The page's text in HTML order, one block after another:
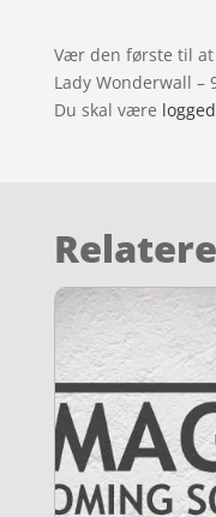
Vær den første til at
Lady Wonderwall –
Du skal være